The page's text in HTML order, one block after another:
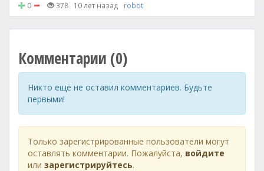
0 378 10 лет назад robot
Комментарии (0)
Никто ещё не оставил комментариев. Будьте
первыми!
Только зарегистрированные пользователи могут
оставлять комментарии. Пожалуйста, войдите
или зарегистрируйтесь.